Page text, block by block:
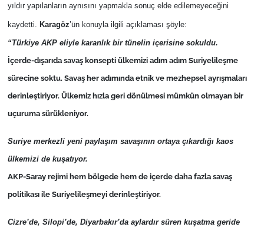
yıldır yapılanların aynısını yapmakla sonuç elde edilemeyeceğini
kaydetti. Karagöz’ün konuyla ilgili açıklaması şöyle:
“Türkiye AKP eliyle karanlık bir tünelin içerisine sokuldu.
İçerde-dışarıda savaş konsepti ülkemizi adım adım Suriyelileşme
sürecine soktu. Savaş her adımında etnik ve mezhepsel ayrışmaları
derinleştiriyor. Ülkemiz hızla geri dönülmesi mümkün olmayan bir
uçuruma sürükleniyor.
Suriye merkezli yeni paylaşım savaşının ortaya çıkardığı kaos
ülkemizi de kuşatıyor.
AKP-Saray rejimi hem bölgede hem de içerde daha fazla savaş
politikası ile Suriyelileşmeyi derinleştiriyor.
Cizre’de, Silopi’de, Diyarbakır’da aylardır süren kuşatma geride
ÇANAKKALE
TÜRKİYE
Güvenlik
Politika